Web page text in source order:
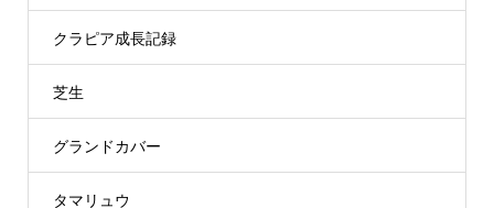
クラピア成長記録
芝生
グランドカバー
タマリュウ